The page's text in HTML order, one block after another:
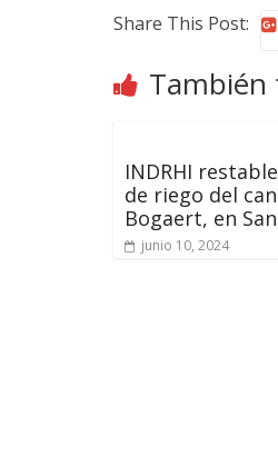
Share This Post:
También
INDRHI
de riego del
Bogaert, en
junio 10, 2024